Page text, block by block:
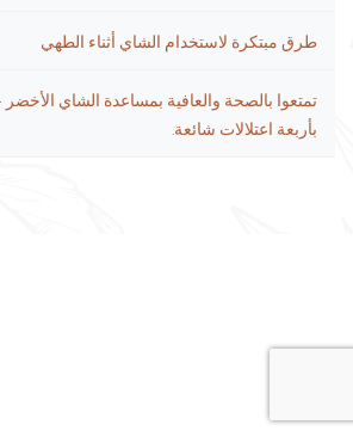
طرق مبتكرة لاستخدام الشاي أثناء الطهي
تمتعوا بالصحة والعافية بمساعدة الشاي
بأربعة اعتلالات شائعة.